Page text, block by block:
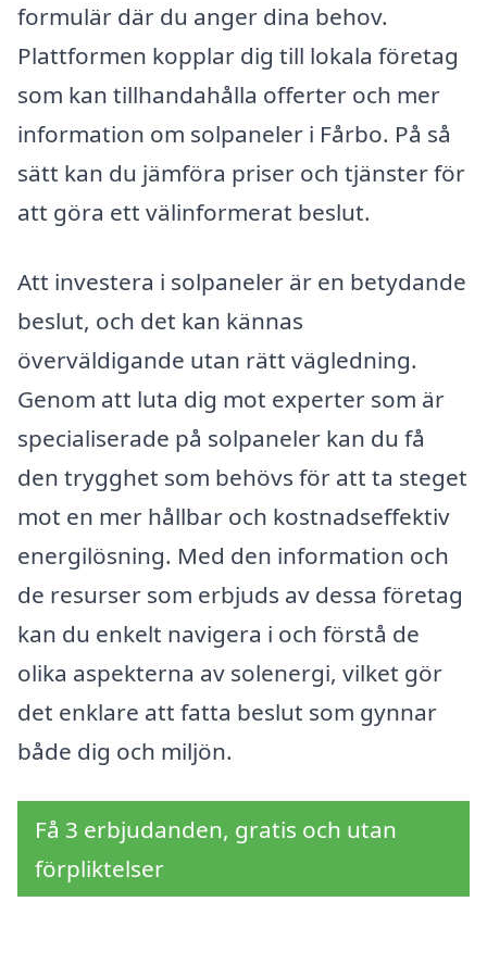
formulär där du anger dina behov.
Plattformen kopplar dig till lokala företag
som kan tillhandahålla offerter och mer
information om solpaneler i Fårbo. På så
sätt kan du jämföra priser och tjänster för
att göra ett välinformerat beslut.
Att investera i solpaneler är en betydande
beslut, och det kan kännas
överväldigande utan rätt vägledning.
Genom att luta dig mot experter som är
specialiserade på solpaneler kan du få
den trygghet som behövs för att ta steget
mot en mer hållbar och kostnadseffektiv
energilösning. Med den information och
de resurser som erbjuds av dessa företag
kan du enkelt navigera i och förstå de
olika aspekterna av solenergi, vilket gör
det enklare att fatta beslut som gynnar
både dig och miljön.
Få 3 erbjudanden, gratis och utan
förpliktelser